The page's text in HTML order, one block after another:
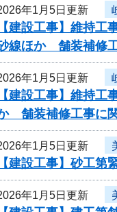
年1月5日更新
【建設工事】維持
線ほか 舗装補修
年1月5日更新
【建設工事】維持
舗装補修工事に
年1月5日更新
【建設工事】砂工
年1月5日更新